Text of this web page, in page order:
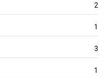
2
1
3
1